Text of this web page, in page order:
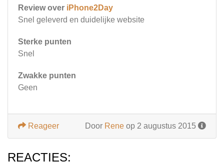
Review over iPhone2Day
Snel geleverd en duidelijke website
Sterke punten
Snel
Zwakke punten
Geen
Door Rene op 2 augustus 2015
Reageer
REACTIES: